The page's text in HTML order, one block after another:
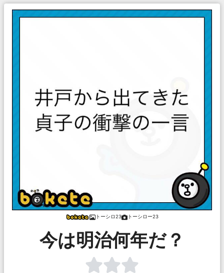
トーシロ23 トーシロー23
今は明治何年だ？